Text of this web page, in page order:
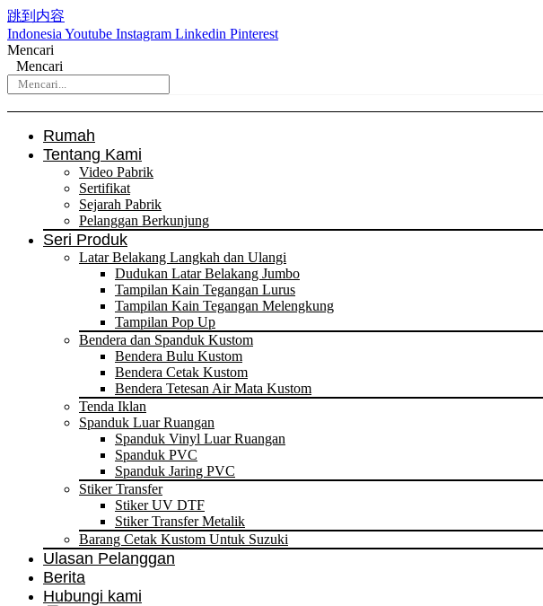
跳到内容
Indonesia Youtube Instagram Linkedin Pinterest
Mencari
Mencari
Rumah
Tentang Kami
Video Pabrik
Sertifikat
Sejarah Pabrik
Pelanggan Berkunjung
Seri Produk
Latar Belakang Langkah dan Ulangi
Dudukan Latar Belakang Jumbo
Tampilan Kain Tegangan Lurus
Tampilan Kain Tegangan Melengkung
Tampilan Pop Up
Bendera dan Spanduk Kustom
Bendera Bulu Kustom
Bendera Cetak Kustom
Bendera Tetesan Air Mata Kustom
Tenda Iklan
Spanduk Luar Ruangan
Spanduk Vinyl Luar Ruangan
Spanduk PVC
Spanduk Jaring PVC
Stiker Transfer
Stiker UV DTF
Stiker Transfer Metalik
Barang Cetak Kustom Untuk Suzuki
Ulasan Pelanggan
Berita
Hubungi kami